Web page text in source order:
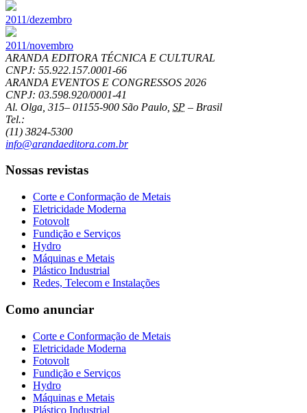
2011/dezembro
2011/novembro
ARANDA EDITORA TÉCNICA E CULTURAL
CNPJ: 55.922.157.0001-66
ARANDA EVENTOS E CONGRESSOS 2026
CNPJ: 03.598.920/0001-41
Al. Olga, 315– 01155-900 São Paulo SP – Brasil
Tel.:
(11) 3824-5300
info@arandaeditora.com.br
Nossas revistas
Corte e Conformação de Metais
Eletricidade Moderna
Fotovolt
Fundição e Serviços
Hydro
Máquinas e Metais
Plástico Industrial
Redes, Telecom e Instalações
Como anunciar
Corte e Conformação de Metais
Eletricidade Moderna
Fotovolt
Fundição e Serviços
Hydro
Máquinas e Metais
Plástico Industrial